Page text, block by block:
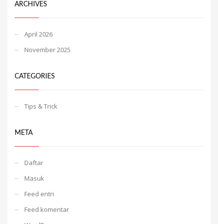
ARCHIVES
April 2026
November 2025
CATEGORIES
Tips & Trick
META
Daftar
Masuk
Feed entri
Feed komentar